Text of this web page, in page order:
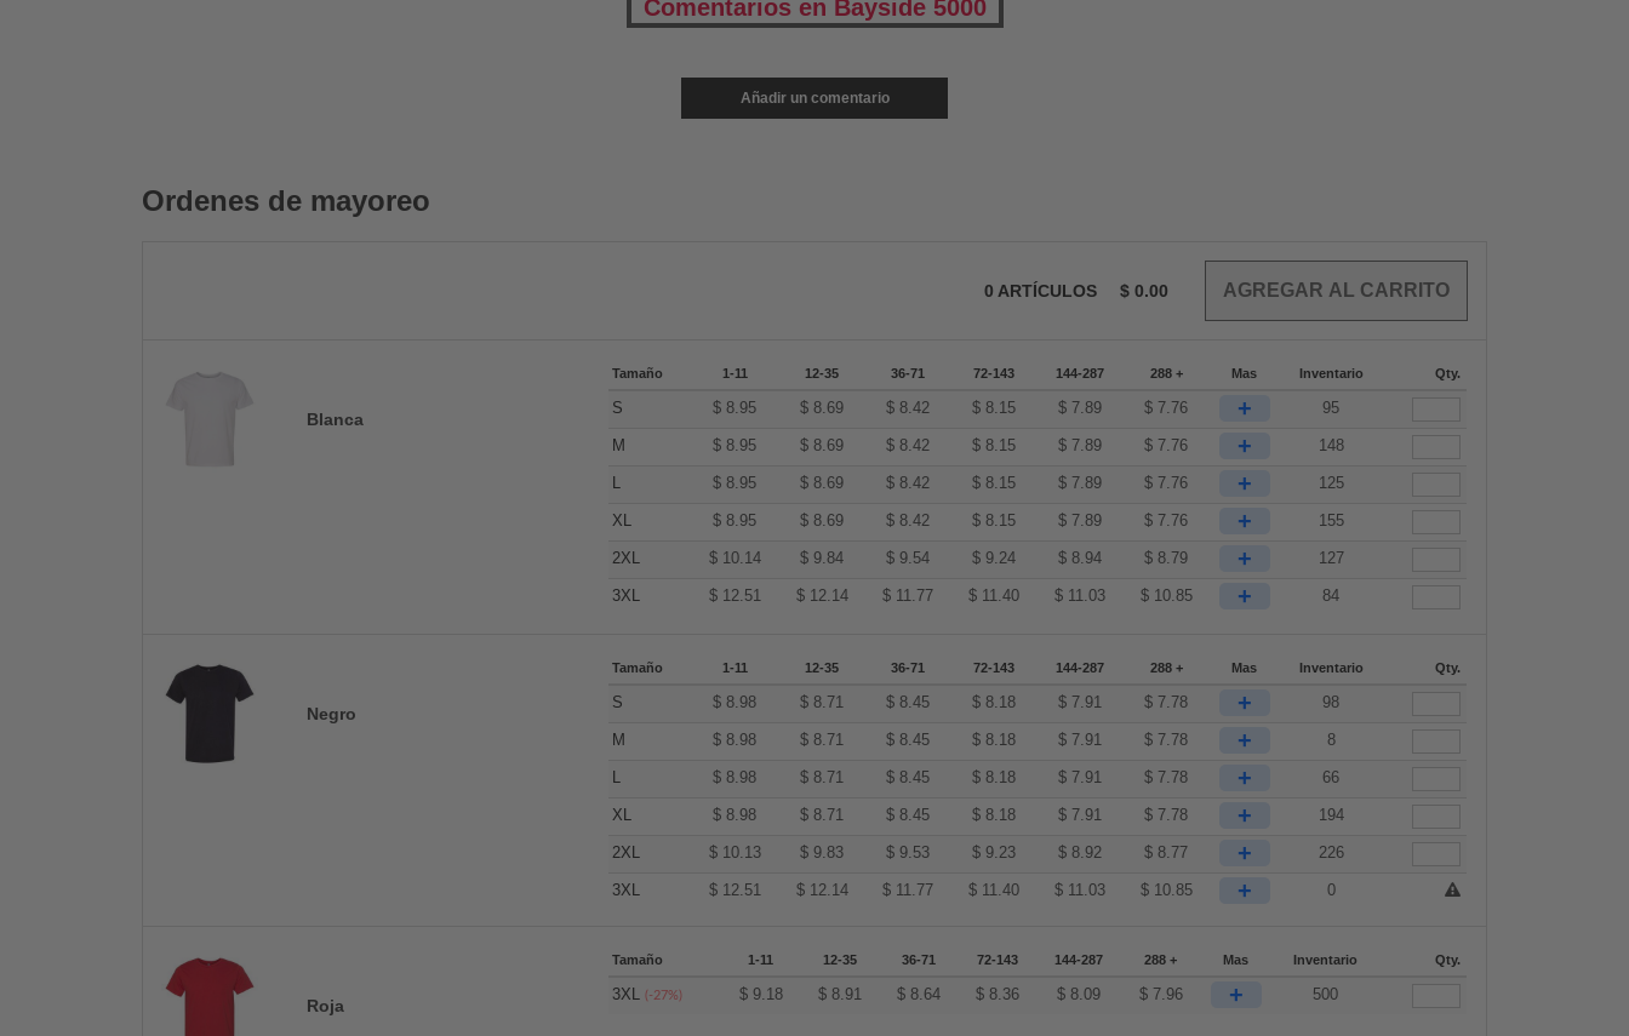
Comentarios en Bayside 5000
Añadir un comentario
Ordenes de mayoreo
0 ARTÍCULOS $ 0.00
Blanca
Tamaño 1-11 12-35 36-71 72-143 144-287 288 + Mas Inventario Qty.
S $8.95 $8.69 $8.42 $ 8.15 $ 7.89 $ 7.76 + 95
M $8.95 $8.69 $8.42 $ 8.15 $ 7.89 $ 7.76 + 148
L $8.95 $8.69 $8.42 $ 8.15 $ 7.89 $ 7.76 + 125
XL $8.95 $8.69 $8.42 $ 8.15 $ 7.89 $ 7.76 + 155
2XL $ 10.14 $9.84 $9.54 $ 9.24 $ 8.94 $8.79 + 127
3XL $ 12.51 $ 12.14 $ 11.77 $ 11.40 $ 11.03 $ 10.85 + 84
Negro
Tamaño 1-11 12-35 36-71 72-143 144-287 288 + Mas Inventario Qty.
S $8.98 $8.71 $8.45 $ 8.18 $ 7.91 $ 7.78 + 98
M $8.98 $8.71 $8.45 $ 8.18 $ 7.91 $ 7.78 + 8
L $8.98 $8.71 $8.45 $ 8.18 $ 7.91 $ 7.78 + 66
XL $8.98 $8.71 $8.45 $ 8.18 $ 7.91 $ 7.78 + 194
2XL $ 10.13 $9.83 $9.53 $ 9.23 $ 8.92 $8.77 + 226
3XL $ 12.51 $ 12.14 $ 11.77 $ 11.40 $ 11.03 $ 10.85 + 0
Roja
Tamaño 1-11 12-35 36-71 72-143 144-287 288 + Mas Inventario Qty.
3XL(-27%) $ 9.18 $ 8.91 $ 8.64 $ 8.36 $8.09 $ 7.96 + 500